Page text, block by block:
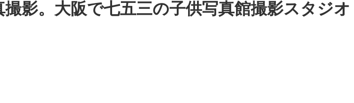
影。大阪で七五三の子供写真館撮影スタジオ